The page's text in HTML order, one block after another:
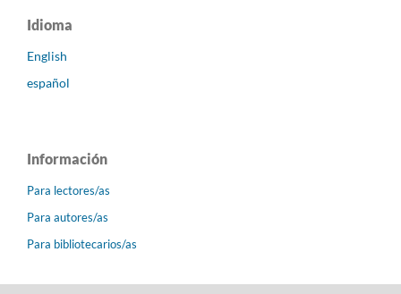
Idioma
English
español
Información
Para lectores/as
Para autores/as
Para bibliotecarios/as